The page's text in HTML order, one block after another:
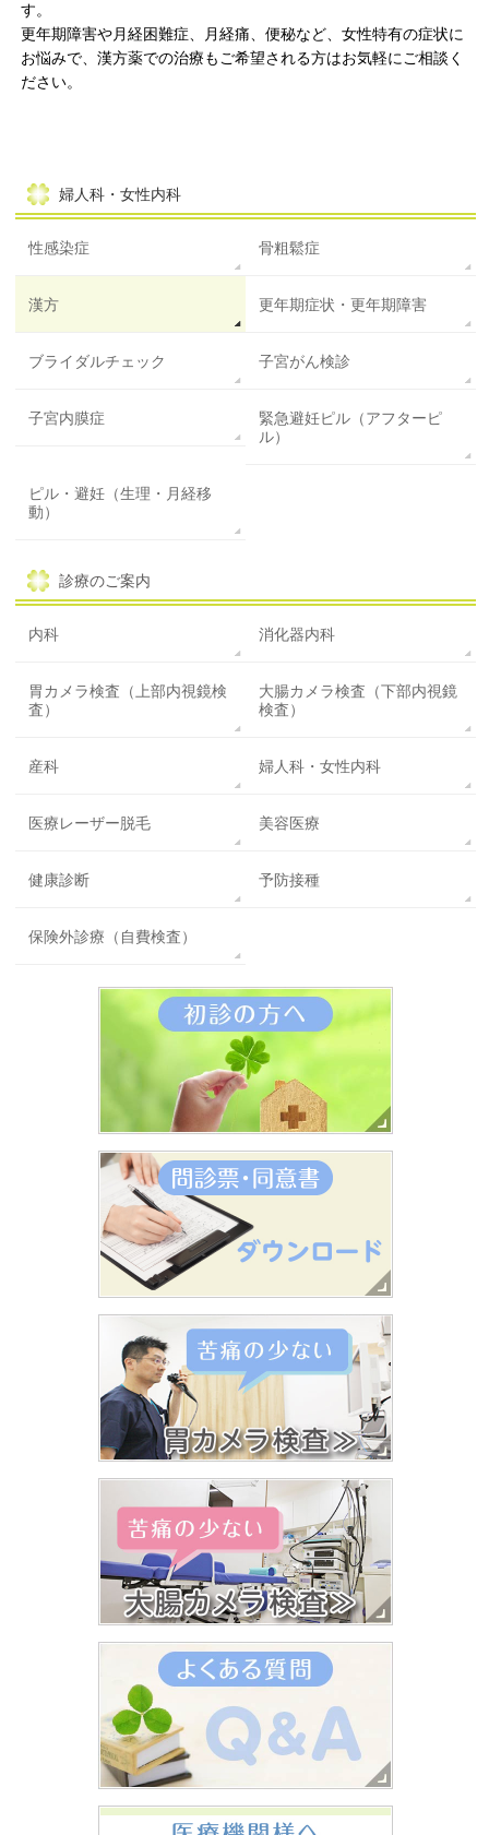
す。
更年期障害や月経困難症、月経痛、便秘など、女性特有の症状に
お悩みで、漢方薬での治療もご希望される方はお気軽にご相談く
ださい。
婦人科・女性内科
性感染症 骨粗鬆症
漢方 更年期症状・更年期障害
ブライダルチェック 子宮がん検診
子宮内膜症
緊急避妊ピル（アフターピ
ル）
ピル・避妊（生理・月経移
動）
診療のご案内
内科 消化器内科
胃カメラ検査（上部内視鏡検
査）
大腸カメラ検査（下部内視鏡
検査）
産科 婦人科・女性内科
医療レーザー脱毛 美容医療
健康診断 予防接種
保険外診療（自費検査）